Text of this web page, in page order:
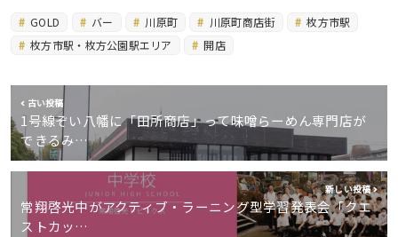
GOLD バー 川原町 川原町商店街
枚方市駅
枚方市駅・枚方公園駅エリア
開店
古い投稿
1号線ぞい八幡に「田所商店」って味噌らーめん専門店が
できるみ…
新しい投稿
常翔啓光中がアクティブ・ラーニング型学習発表会「クエ
ストカッ…